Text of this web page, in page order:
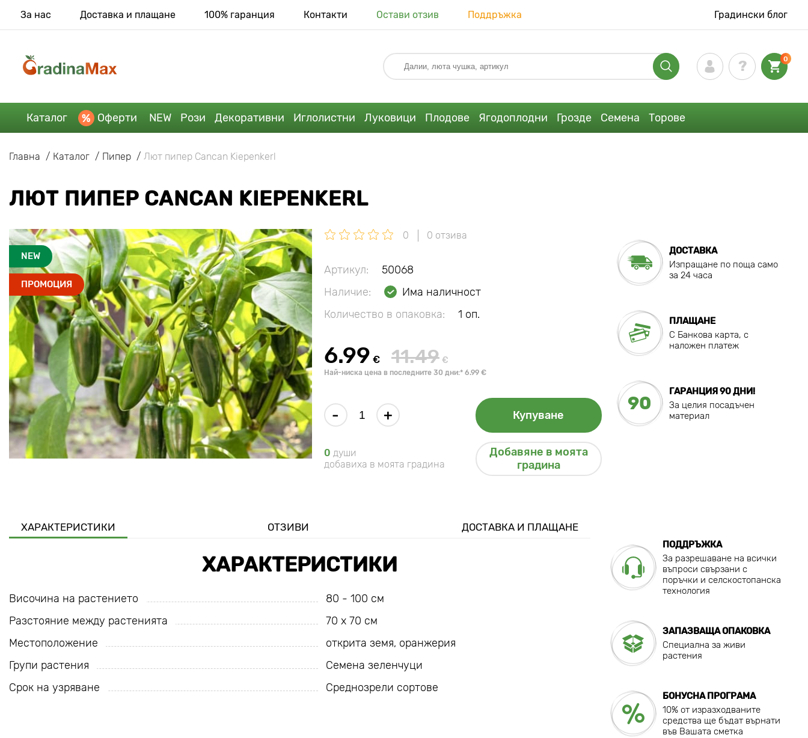
За нас Доставка и плащане 100% гаранция Контакти Остави отзив Поддръжка Градински блог
0
Каталог Оферти NEW Рози Декоративни Иглолистни Луковици Плодове Ягодоплодни Грозде Семена Торове
Главна Каталог Пипер Лют пипер Cancan Kiepenkerl
ЛЮТ ПИПЕР CANCAN KIEPENKERL
NEW
ПРОМОЦИЯ
0 0 отзива
Артикул:
50068
Наличие:
Има наличност
Количество в опаковка:
1 оп.
6.99 € 11.49 €
Най-ниска цена в последните 30 дни:* 6.99 €
- + Купуване
0 души
добавиха в моята градина
Добавяне в моята
градина
ДОСТАВКА
Изпращане по поща само
за 24 часа
ПЛАЩАНЕ
C Банкова карта, с
наложен платеж
90
ГАРАНЦИЯ 90 ДНИ!
За целия посадъчен
материал
ХАРАКТЕРИСТИКИ ОТЗИВИ ДОСТАВКА И ПЛАЩАНЕ
ХАРАКТЕРИСТИКИ
Височина на растението
80 - 100 см
Разстояние между растенията
70 х 70 см
Местоположение
открита земя, оранжерия
Групи растения
Семена зеленчуци
Срок на узряване
Среднозрели сортове
ПОДДРЪЖКА
За разрешаване на всички
въпроси свързани с
поръчки и селскостопанска
технология
ЗАПАЗВАЩА ОПАКОВКА
Специална за живи
растения
БОНУСНА ПРОГРАМА
10% от изразходваните
средства ще бъдат върнати
във Вашата сметка